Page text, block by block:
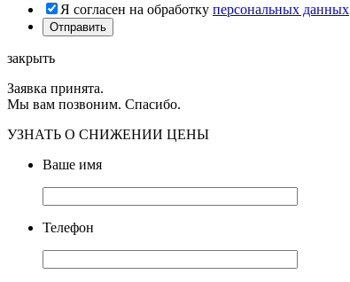
Я согласен на обработку персональных данных
закрыть
Заявка принята.
Мы вам позвоним. Спасибо.
УЗНАТЬ О СНИЖЕНИИ ЦЕНЫ
Ваше имя
Телефон